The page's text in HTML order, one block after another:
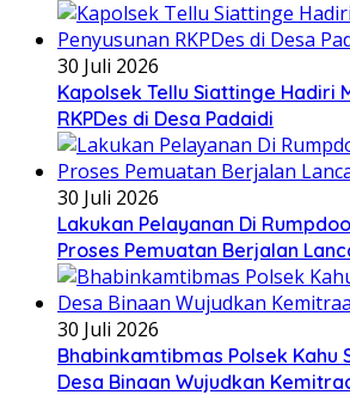
30 Juli 2026
Kapolsek Tellu Siattinge Hadiri
RKPDes di Desa Padaidi
30 Juli 2026
Lakukan Pelayanan Di
Proses Pemuatan Berjalan
30 Juli 2026
Bhabinkamtibmas Polsek Kahu
Desa Binaan Wujudkan